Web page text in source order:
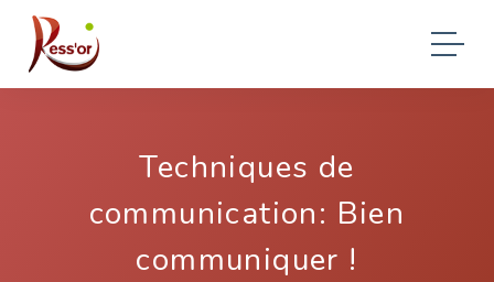
Techniques de
communication: Bien
communiquer !